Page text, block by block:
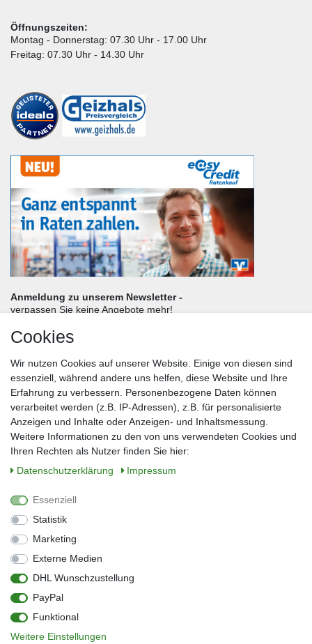
Öffnungszeiten:
Montag - Donnerstag: 07.30 Uhr - 17.00 Uhr
Freitag: 07.30 Uhr - 14.30 Uhr
Anmeldung zu unserem Newsletter -
verpassen Sie keine Angebote mehr!
Nachname*
E-Mail*
Sie können den Newsletter jederzeit kostenlos abbestellen.
** gilt für Lieferungen innerhalb Deutschlands, Lieferzeiten für andere Länder
entnehmen Sie bitte der Schaltfläche mit den Versandinformationen
Widerrufs­recht
Kontakt
Barrierefreiheitserklärung
Zahlung & Versand
Vertrag widerrufen
Cookies
Wir nutzen Cookies auf unserer Website. Einige von diesen sind
essenziell, während andere uns helfen, diese Website und Ihre
Erfahrung zu verbessern. Personenbezogene Daten können
verarbeitet werden (z.B. IP-Adressen), z.B. für personalisierte
Anzeigen und Inhalte oder Anzeigen- und Inhaltsmessung.
Weitere Informationen zu den von uns verwendeten Cookies und
Ihren Rechten als Nutzer finden Sie hier:
Daten­schutz­erklärung
Impressum
Essenziell
Statistik
Marketing
Externe Medien
DHL Wunschzustellung
PayPal
Funktional
Weitere Einstellungen